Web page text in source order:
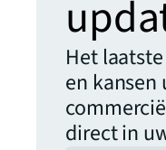
Het
en
direct in